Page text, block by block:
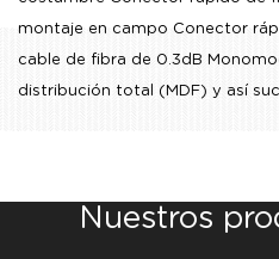
montaje en campo Conector
cable de fibra de 0.3dB
distribución total (MDF) y así
Nuestros